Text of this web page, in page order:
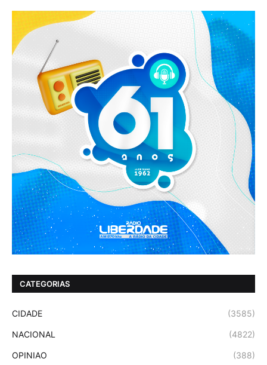
CATEGORIAS
CIDADE (3585)
NACIONAL (4822)
OPINIAO (388)